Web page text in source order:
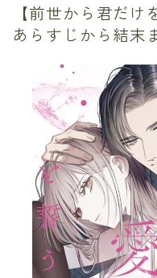
【前世から君だ
あらすじから結末